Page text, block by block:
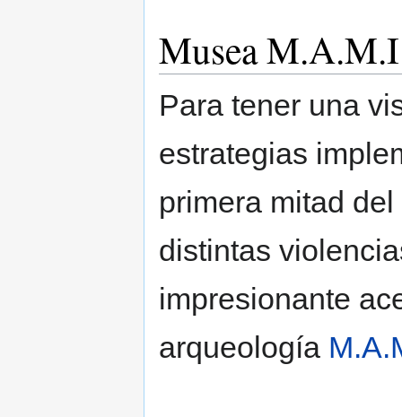
Musea M.A.M.I
Para tener una
estrategias
primera mitad
distintas
impresionante
arqueología